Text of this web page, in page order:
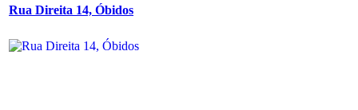
Rua Direita 14, Óbidos